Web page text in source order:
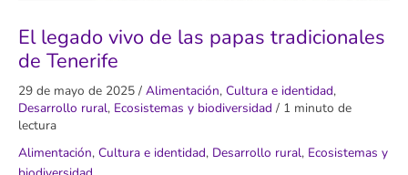
El legado vivo de las papas tradicionales
de Tenerife
29 de mayo de 2025 / Alimentación, Cultura e identidad,
Desarrollo rural, Ecosistemas y biodiversidad / 1 minuto de
lectura
Alimentación, Cultura e identidad, Desarrollo rural, Ecosistemas y